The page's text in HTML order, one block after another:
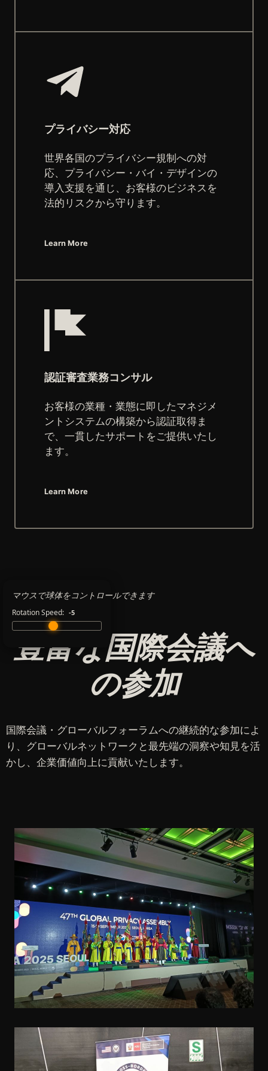
プライバシー対応
世界各国のプライバシー規制への対
応、プライバシー・バイ・デザインの
導入支援を通じ、お客様のビジネスを
法的リスクから守ります。
Learn More
認証審査業務コンサル
お客様の業種・業態に即したマネジメ
ントシステムの構築から認証取得ま
で、一貫したサポートをご提供いたし
ます。
Learn More
マウスで球体をコントロールできます
Rotation Speed: -5
豊富な国際会議へ
の参加
国際会議・グローバルフォーラムへの継続的な参加によ
り、グローバルネットワークと最先端の洞察や知見を活
かし、企業価値向上に貢献いたします。